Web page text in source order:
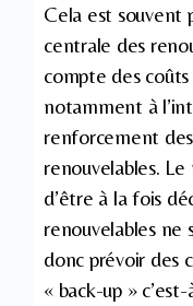
Cela est souvent
centrale des
compte des
notamment à
renforcement
renouvelables.
d’être à la fois
renouvelables ne
donc prévoir des
« back-up »